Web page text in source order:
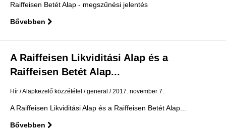
Raiffeisen Betét Alap - megszűnési jelentés
Bővebben
A Raiffeisen Likviditási Alap és a
Raiffeisen Betét Alap...
Hír Alapkezelő közzététel general 2017. november 7.
A Raiffeisen Likviditási Alap és a Raiffeisen Betét Alap...
Bővebben